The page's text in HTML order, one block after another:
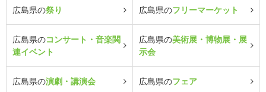
広島県の祭り 広島県のフリーマーケット
広島県のコンサート・音楽関
連イベント
広島県の美術展・博物展・展
示会
広島県の演劇・講演会 広島県のフェア